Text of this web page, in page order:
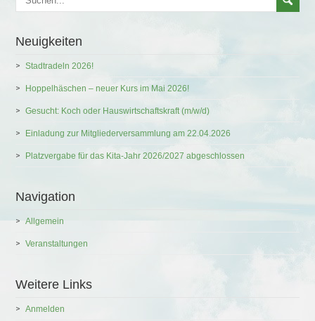
Neuigkeiten
Stadtradeln 2026!
Hoppelhäschen – neuer Kurs im Mai 2026!
Gesucht: Koch oder Hauswirtschaftskraft (m/w/d)
Einladung zur Mitgliederversammlung am 22.04.2026
Platzvergabe für das Kita-Jahr 2026/2027 abgeschlossen
Navigation
Allgemein
Veranstaltungen
Weitere Links
Anmelden